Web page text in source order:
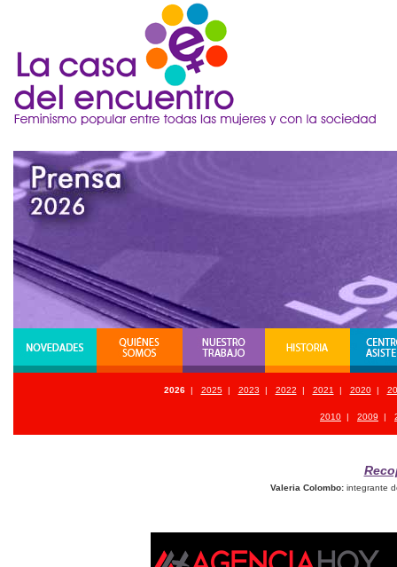
2026| 2025| 2023 | 2022 | 2021 | 2020|
2010 | 2009 |
Valeria Colombo: integrante